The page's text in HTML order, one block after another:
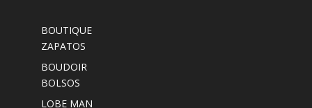
BOUTIQUE
ZAPATOS
BOUDOIR
BOLSOS
LOBE MAN